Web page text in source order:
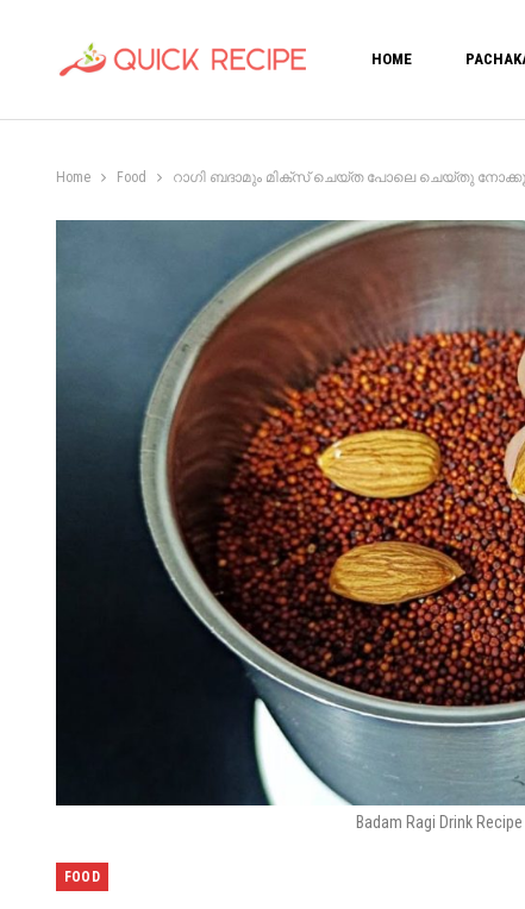
HOME
Home Food റാഗി ബദാമും മിക്സ് ചെയ്ത പോലെ ചെയ്തു നോക്കൂ Badam
Badam Ragi Drink
FOOD